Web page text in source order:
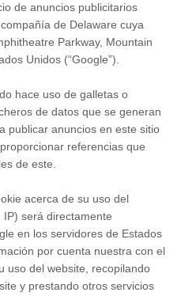
de anuncios publicitarios
de Delaware cuya
Parkway, Mountain
Unidos (“Google”).
hace uso de galletas o
de datos que se generan
publicar anuncios en este sitio
referencias que
de este.
acerca de su uso del
será directamente
en los servidores de Estados
por cuenta nuestra con el
uso del website, recopilando
y prestando otros servicios